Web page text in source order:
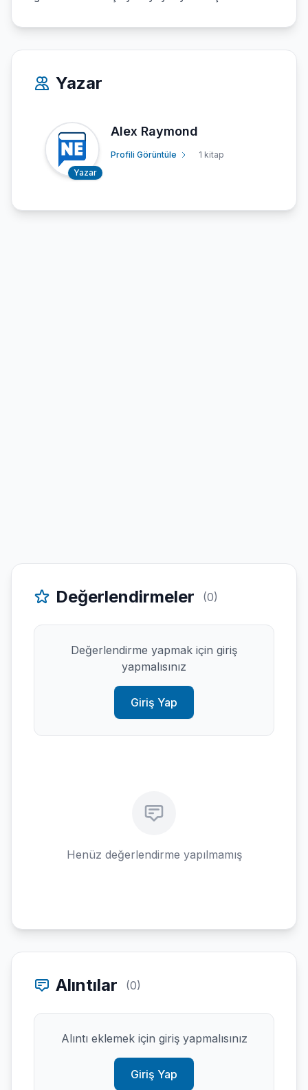
Yazar
Yazar
Alex Raymond
Profili Görüntüle 1 kitap
Değerlendirmeler (0)
Değerlendirme yapmak için giriş
yapmalısınız
Giriş Yap
Henüz değerlendirme yapılmamış
Alıntılar (0)
Alıntı eklemek için giriş yapmalısınız
Giriş Yap